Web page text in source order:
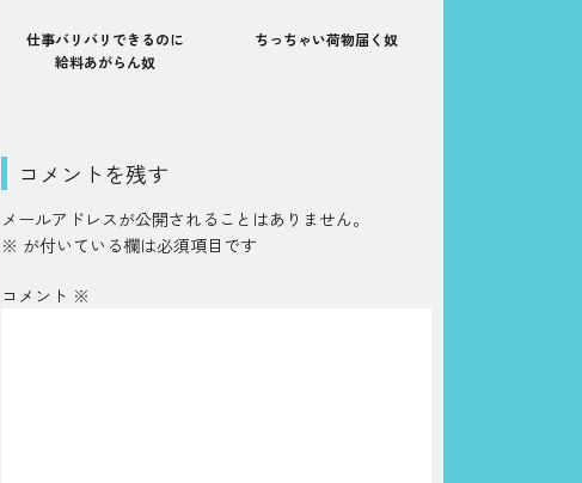
仕事バリバリできるのに
給料あがらん奴
ちっちゃい荷物届く奴
コメントを残す
メールアドレスが公開されることはありません。
※ が付いている欄は必須項目です
コメント ※